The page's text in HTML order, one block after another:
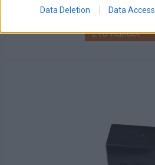
Data Deletion Data Access
Τιμή / Κιλά :